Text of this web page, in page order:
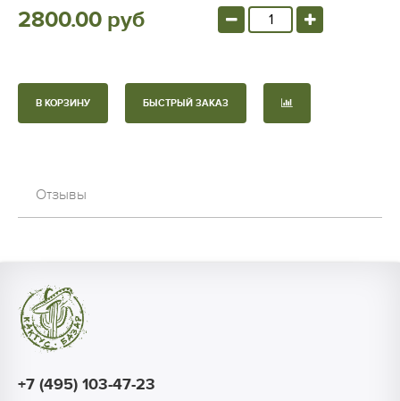
2800.00 руб
В КОРЗИНУ БЫСТРЫЙ ЗАКАЗ
Отзывы
+7 (495) 103-47-23